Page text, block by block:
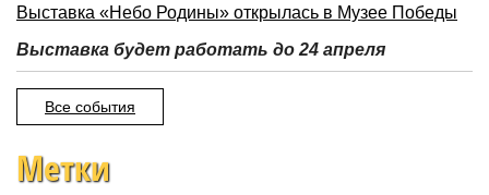
Выставка «Небо Родины» открылась в Музее Победы
Выставка будет работать до 24 апреля
Все события
Метки